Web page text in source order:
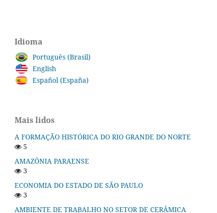
Idioma
Português (Brasil)
English
Español (España)
Mais lidos
A FORMAÇÃO HISTÓRICA DO RIO GRANDE DO NORTE
5
AMAZÔNIA PARAENSE
3
ECONOMIA DO ESTADO DE SÃO PAULO
3
AMBIENTE DE TRABALHO NO SETOR DE CERÂMICA